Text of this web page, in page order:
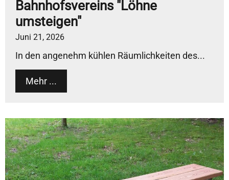
Bahnhofsvereins "Löhne
umsteigen"
Juni 21, 2026
In den angenehm kühlen Räumlichkeiten des...
Mehr ...